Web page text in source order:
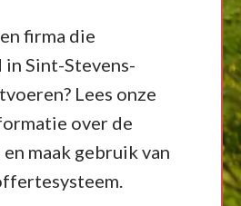
firma die
Sint-Stevens-
Lees onze
over de
maak gebruik van